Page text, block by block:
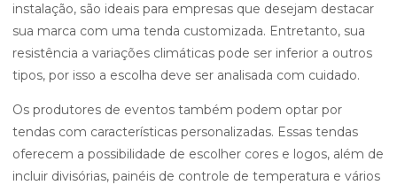
instalação, são ideais para empresas que desejam destacar
sua marca com uma tenda customizada. Entretanto, sua
resistência a variações climáticas pode ser inferior a outros
tipos, por isso a escolha deve ser analisada com cuidado.
Os produtores de eventos também podem optar por
tendas com características personalizadas. Essas tendas
oferecem a possibilidade de escolher cores e logos, além de
incluir divisórias, painéis de controle de temperatura e vários